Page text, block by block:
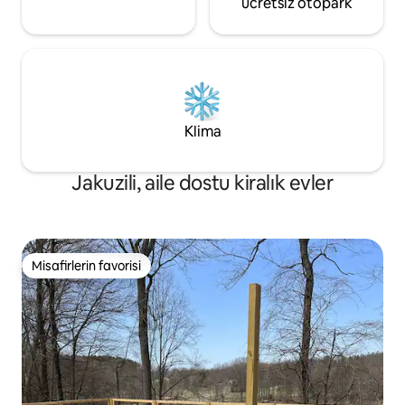
Klima
Jakuzili, aile dostu kiralık evler
Misafirlerin favorisi
Misafirlerin favorisi